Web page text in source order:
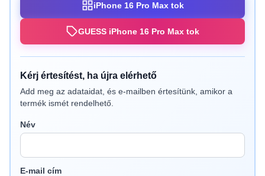
iPhone 16 Pro Max tok
GUESS iPhone 16 Pro Max tok
Kérj értesítést, ha újra elérhető
Add meg az adataidat, és e-mailben értesítünk, amikor a
termék ismét rendelhető.
Név
E-mail cím